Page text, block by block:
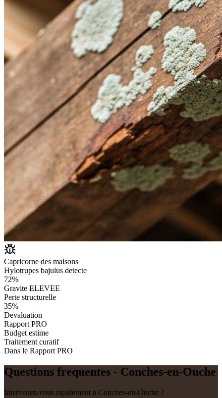
Capricorne des maisons
Hylotrupes bajulus detecte
72%
Gravite ELEVEE
Perte structurelle
35%
Devaluation
Rapport PRO
Budget estime
Traitement curatif
Dans le Rapport PRO
Questions frequentes - Conches-en-Ouche
Intervenez-vous rapidement a Conches-en-Ouche ?